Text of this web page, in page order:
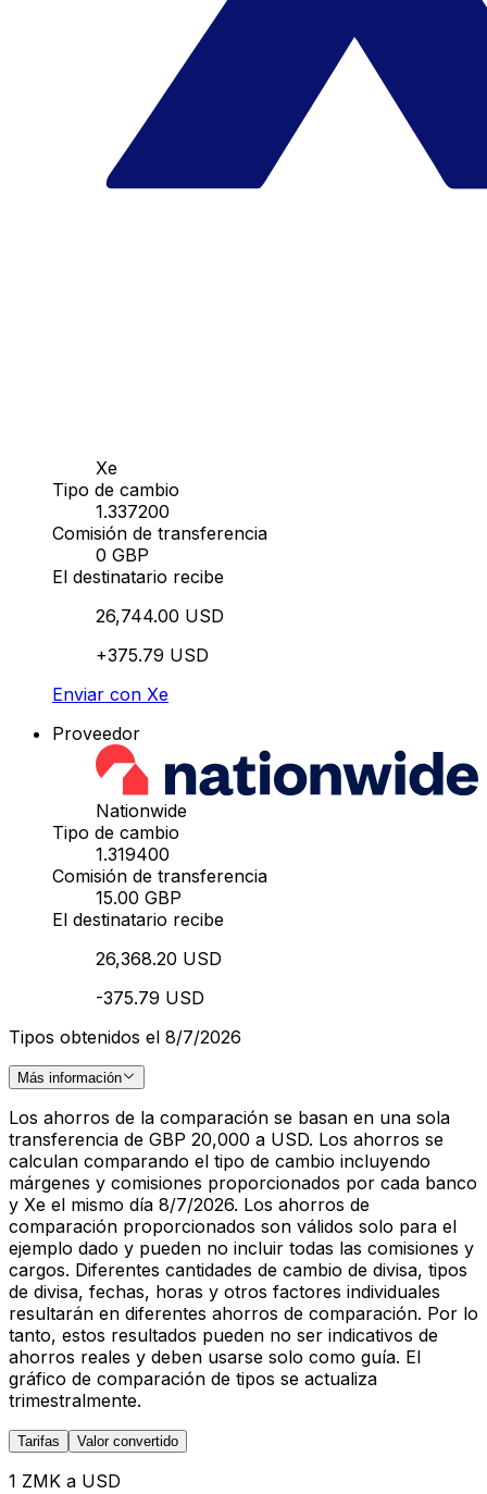
Xe
Tipo de cambio
1.337200
Comisión de transferencia
0 GBP
El destinatario recibe
26,744.00 USD
+375.79 USD
Enviar con Xe
Proveedor
Nationwide
Tipo de cambio
1.319400
Comisión de transferencia
15.00 GBP
El destinatario recibe
26,368.20 USD
-375.79 USD
Tipos obtenidos el 8/7/2026
Más información
Los ahorros de la comparación se basan en una sola
transferencia de GBP 20,000 a USD. Los ahorros se
calculan comparando el tipo de cambio incluyendo
márgenes y comisiones proporcionados por cada banco
y Xe el mismo día 8/7/2026. Los ahorros de
comparación proporcionados son válidos solo para el
ejemplo dado y pueden no incluir todas las comisiones y
cargos. Diferentes cantidades de cambio de divisa, tipos
de divisa, fechas, horas y otros factores individuales
resultarán en diferentes ahorros de comparación. Por lo
tanto, estos resultados pueden no ser indicativos de
ahorros reales y deben usarse solo como guía. El
gráfico de comparación de tipos se actualiza
trimestralmente.
Tarifas Valor convertido
1 ZMK a USD